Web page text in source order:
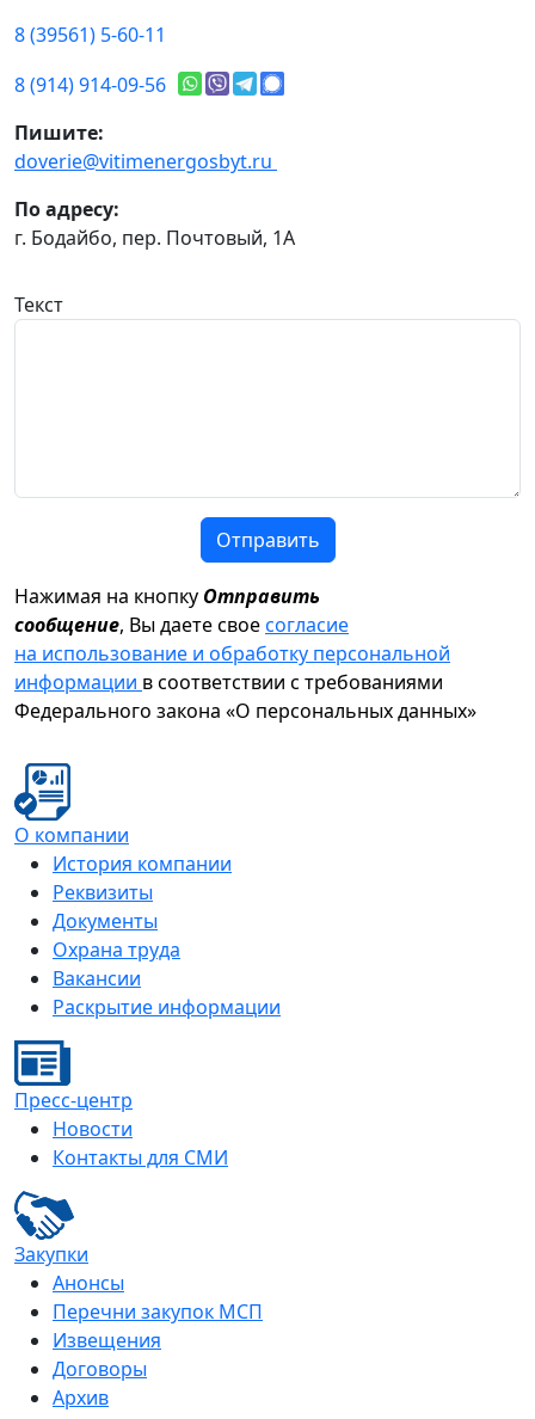
8 (39561) 5-60-11
8 (914) 914-09-56
Пишите:
doverie@vitimenergosbyt.ru
По адресу:
г. Бодайбо, пер. Почтовый, 1А
Текст
Отправить
Нажимая на кнопку Отправить
сообщение, Вы даете своесогласие
на использование и обработку персональной
информации в соответствии с требованиями
Федерального закона «О персональных данных»
О компании
История компании
Реквизиты
Документы
Охрана труда
Вакансии
Раскрытие информации
Пресс-центр
Новости
Контакты для СМИ
Закупки
Анонсы
Перечни закупок МСП
Извещения
Договоры
Архив